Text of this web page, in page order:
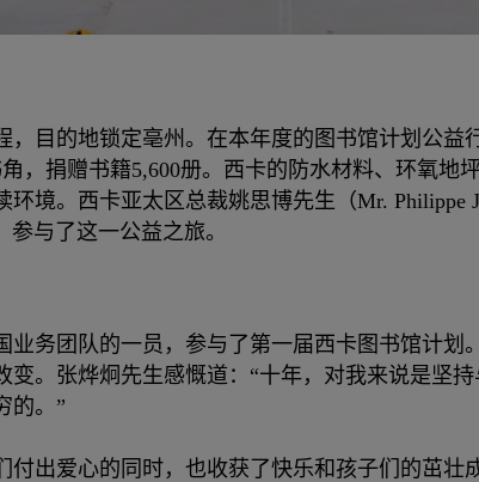
，目的地锁定亳州。在本年度的图书馆计划公益
，捐赠书籍5,600册。西卡的防水材料、环氧
境。西卡亚太区总裁姚思博先生（Mr. Philippe
参与了这一公益之旅。
业务团队的一员，参与了第一届西卡图书馆计划
。张烨炯先生感慨道：“十年，对我来说是坚
的。”
付出爱心的同时，也收获了快乐和孩子们的茁壮